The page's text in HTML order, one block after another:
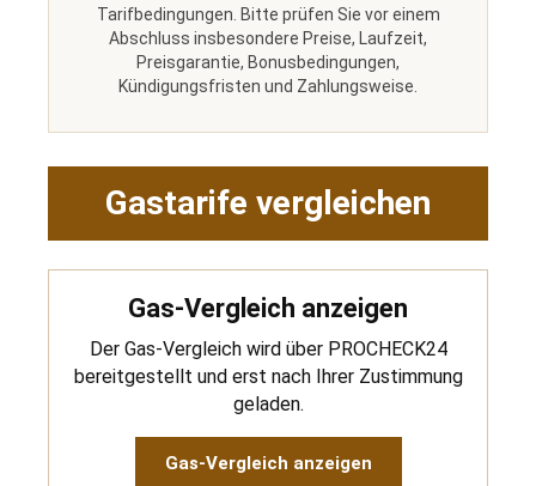
Tarifbedingungen. Bitte prüfen Sie vor einem
Abschluss insbesondere Preise, Laufzeit,
Preisgarantie, Bonusbedingungen,
Kündigungsfristen und Zahlungsweise.
Gastarife vergleichen
Gas-Vergleich anzeigen
Der Gas-Vergleich wird über PROCHECK24
bereitgestellt und erst nach Ihrer Zustimmung
geladen.
Gas-Vergleich anzeigen